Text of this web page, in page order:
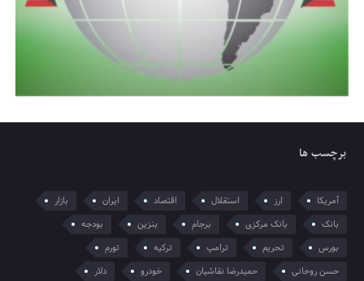
برچسب ها
آمریکا ارز استقلال اقتصاد ایران
بازار
بانک
بانک مرکزی برجام بنزین
بودجه
بورس
تحریم ترامپ ترکیه
تورم
حسن روحانی
حمیدرضا نقاشیان خودرو دلار